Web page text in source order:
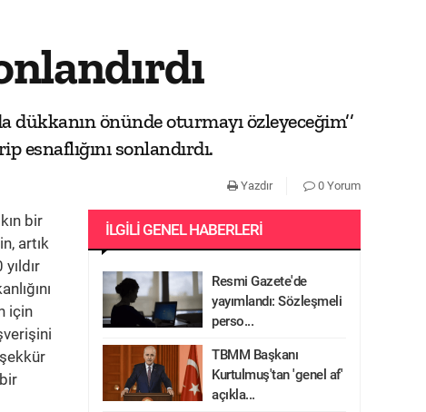
dükkanın önünde oturmayı özleyeceğim’’
esnaflığını sonlandırdı.
Yazdır 0 Yorum
bir
artık
için
İLGILI GENEL HABERLERI
Resmi Gazete'de
yayımlandı: Sözleşmeli
perso...
TBMM Başkanı
Kurtulmuş'tan 'genel af'
açıkla...